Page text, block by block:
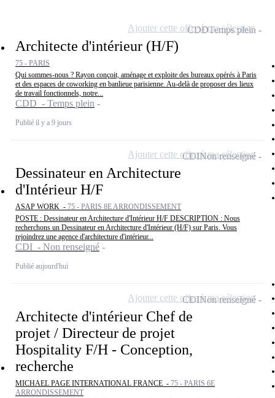
Architecte d'intérieur (H/F)
75 - PARIS
Qui sommes-nous ? Rayon conçoit, aménage et exploite des bureaux opérés à Paris
et des espaces de coworking en banlieue parisienne. Au-delà de proposer des lieux
de travail fonctionnels, notre...
CDD - Temps plein
Publié il y a 9 jours
CDDTemps plein
Ajouter cette offre à ma sélection
Dessinateur en Architecture
d'Intérieur H/F
ASAP WORK - 75 - PARIS 8E ARRONDISSEMENT
POSTE : Dessinateur en Architecture d'Intérieur H/F DESCRIPTION : Nous
recherchons un Dessinateur en Architecture d'Intérieur (H/F) sur Paris. Vous
rejoindrez une agence d'architecture d'intérieur...
CDI - Non renseigné
Publié aujourd'hui
CDINon renseigné
Ajouter cette offre à ma sélection
Architecte d'intérieur Chef de
projet / Directeur de projet
Hospitality F/H - Conception,
recherche
MICHAEL PAGE INTERNATIONAL FRANCE - 75 - PARIS 6E
ARRONDISSEMENT
CDINon renseigné
Ajouter cette offre à ma sélection